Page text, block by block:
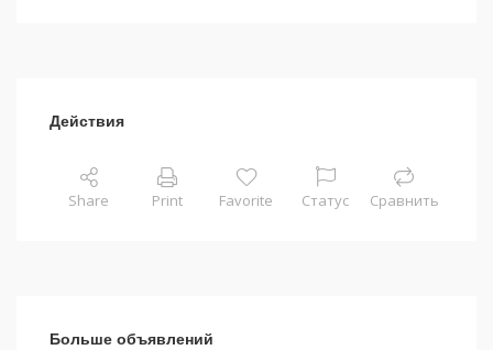
Действия
Share Print Favorite Статус Сравнить
Больше объявлений